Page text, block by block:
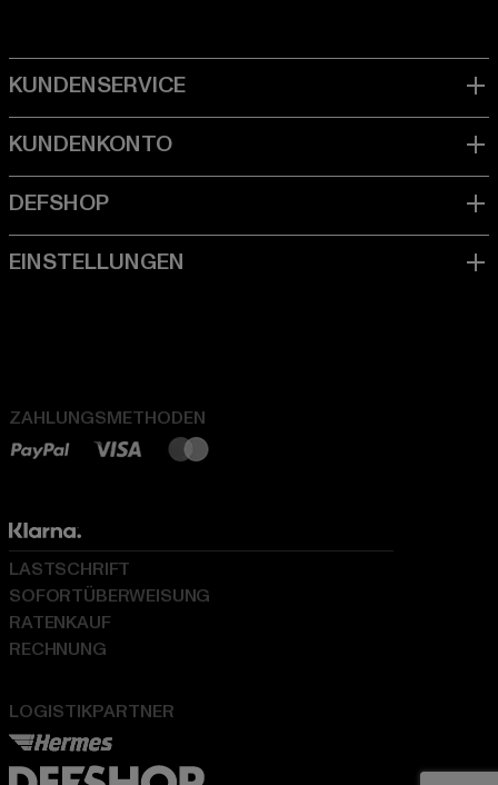
ZAHLUNGSMETHODEN
LOGISTIKPARTNER
LASTSCHRIFT
SOFORTÜBERWEISUNG
RATENKAUF
RECHNUNG